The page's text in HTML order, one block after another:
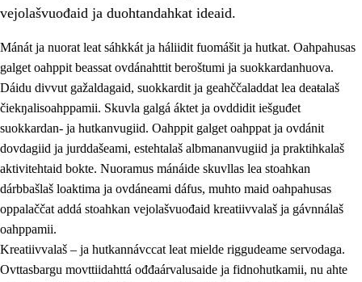
1. Oahpahusa árvovuođđu
1.1 Olmmošárvu
1.2 Identitehta ja kultuvrralaš girjáivuohta
1.3 Kritihkalaš jurddašeapmi ja ehtalaš diđolašvuohta
1.4 Hutkanillu, beroštupmi ja suokkardanhuovva
1.5
1.6 Demokratiija ja mielváikkuheapmi
vejolašvuođaid ja duohtandahkat ideaid.
Mánát ja nuorat leat sáhkkát ja háliidit fuomášit ja hutkat. Oahpahusas
galget oahppit beassat ovdánahttit beroštumi ja suokkardanhuova.
Dáidu divvut gažaldagaid, suokkardit ja geahččaladdat lea deaŧalaš
čiekŋalisoahppamii. Skuvla galgá áktet ja ovddidit iešguđet
suokkardan- ja hutkanvugiid. Oahppit galget oahppat ja ovdánit
dovdagiid ja jurddašeami, estehtalaš albmananvugiid ja praktihkalaš
aktivitehtaid bokte. Nuoramus mánáide skuvllas lea stoahkan
dárbbašlaš loaktima ja ovdáneami dáfus, muhto maid oahpahusas
oppalaččat addá stoahkan vejolašvuođaid kreatiivvalaš ja gávnnálaš
oahppamii.
Kreatiivvalaš – ja hutkannávccat leat mielde riggudeame servodaga.
Ovttasbargu movttiidahttá ođđaárvalusaide ja fidnohutkamii, nu ahte